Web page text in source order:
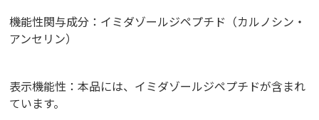
機能性関与成分：イミダゾールジペプチド（カルノシン・
アンセリン）
表示機能性：本品には、イミダゾールジペプチドが含まれ
ています。